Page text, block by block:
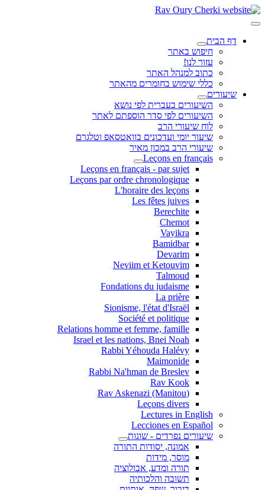
דף הבית
חיפוש באתר
עזור לנו!
כתוב למנהל האתר
כללי שימוש בחומרים מהאתר
שיעורים
השיעורים בעברית לפי נושא
השיעורים לפי סדר הוספתם לאתר
לוח שיעורי הרב
שיעור יומי ועדכונים בוואטסאפ וטלגרם
שיעורי הרב במכון מאיר
Leçons en français
Leçons en français - par sujet
Leçons par ordre chronologique
L'horaire des leçons
Les fêtes juives
Berechite
Chemot
Vayikra
Bamidbar
Devarim
Neviim et Ketouvim
Talmoud
Fondations du judaisme
La prière
Sionisme, l'état d'Israël
Société et politique
Relations homme et femme, famille
Israel et les nations, Bnei Noah
Rabbi Yéhouda Halévy
Maimonide
Rabbi Na'hman de Breslev
Rav Kook
(Rav Askenazi (Manitou
Leçons divers
Lectures in English
Lecciones en Español
שיעורים נפרדים - שונות
אמונה, יסודות התורה
מוסר, מידות
תורה ומדע, אבולוציה
תשובה והלכותיה